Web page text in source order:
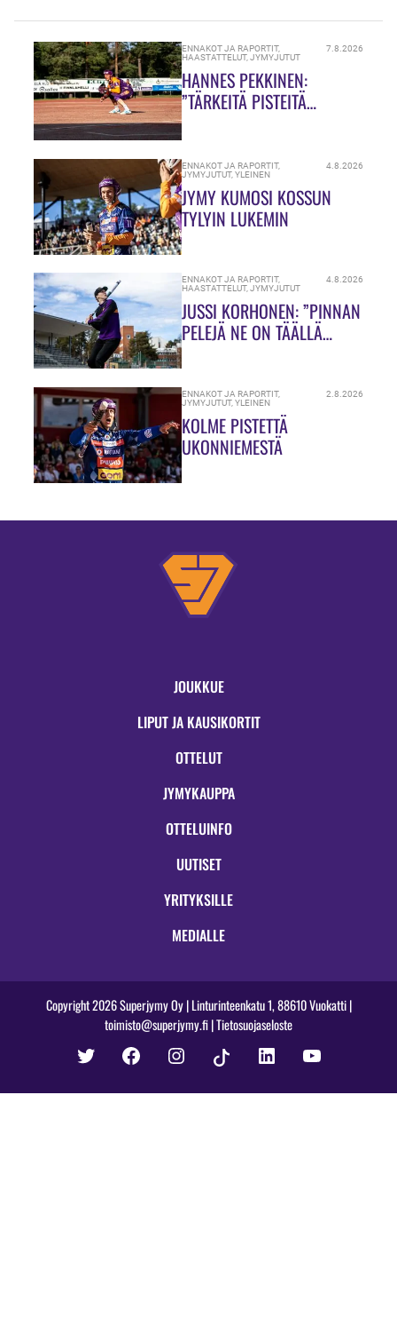
ENNAKOT JA RAPORTIT,
HAASTATTELUT,JYMYJUTUT
7.8.2026
HANNES PEKKINEN:
”TÄRKEITÄ PISTEITÄ
ENNAKOT JA RAPORTIT,
JYMYJUTUT,YLEINEN
4.8.2026
JYMY KUMOSI KOSSUN
TYLYIN LUKEMIN
ENNAKOT JA RAPORTIT,
HAASTATTELUT,JYMYJUTUT
4.8.2026
JUSSI KORHONEN: ”PINNAN
PELEJÄ NE ON TÄÄLLÄ
ENNAKOT JA RAPORTIT,
JYMYJUTUT,YLEINEN
2.8.2026
KOLME PISTETTÄ
UKONNIEMESTÄ
JOUKKUE
LIPUT JA KAUSIKORTIT
OTTELUT
JYMYKAUPPA
OTTELUINFO
UUTISET
YRITYKSILLE
MEDIALLE
Copyright 2026 Superjymy Oy | Linturinteenkatu 1, 88610 Vuokatti |
toimisto@superjymy.fi|Tietosuojaseloste